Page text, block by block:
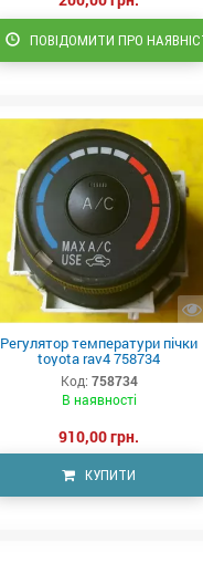
ПОВІДОМИТИ ПРО
Регулятор температури пічки
toyota rav4 758734
Код: 758734
В наявності
910,00 грн.
КУПИТИ